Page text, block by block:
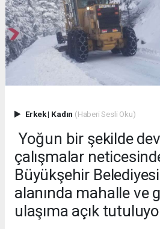
Erkek| Kadın (Haberi Sesli Oku)
Yoğun bir şekilde
çalışmalar
Büyükşehir
alanında mahalle ve
ulaşıma açık